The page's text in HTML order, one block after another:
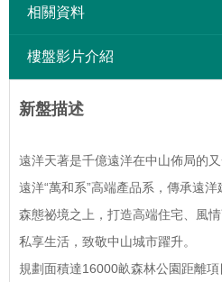
相關資料
樓盤影片介紹
新盤描述
遠洋天著是千億遠洋在中山佈局的
遠洋“萬和系”高端產品系，傳承遠
森態祕境之上，打造高端住宅、風
私享生活，致敬中山城市躍升。
規劃面積達16000畝森林公園距離